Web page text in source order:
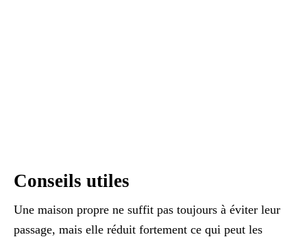
Conseils utiles
Une maison propre ne suffit pas toujours à éviter leur
passage, mais elle réduit fortement ce qui peut les